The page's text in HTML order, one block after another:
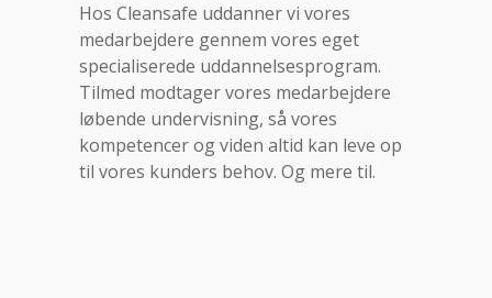
Hos Cleansafe uddanner vi vores
medarbejdere gennem vores eget
specialiserede uddannelsesprogram.
Tilmed modtager vores medarbejdere
løbende undervisning, så vores
kompetencer og viden altid kan leve op
til vores kunders behov. Og mere til.